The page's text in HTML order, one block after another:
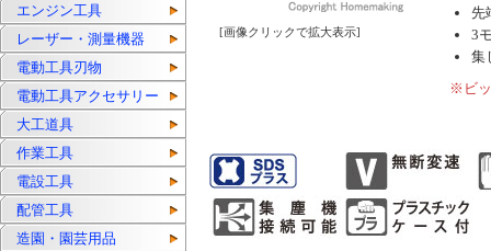
エンジン工具
レーザー・測量機器
電動工具刃物
電動工具アクセサリー
大工道具
作業工具
電設工具
配管工具
造園・園芸用品
[画像クリックで拡大表示]
先
3
集
※ビ